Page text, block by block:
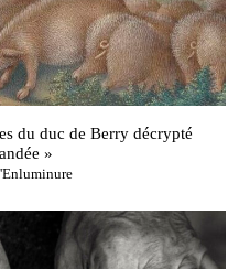
du duc de Berry décrypté
»